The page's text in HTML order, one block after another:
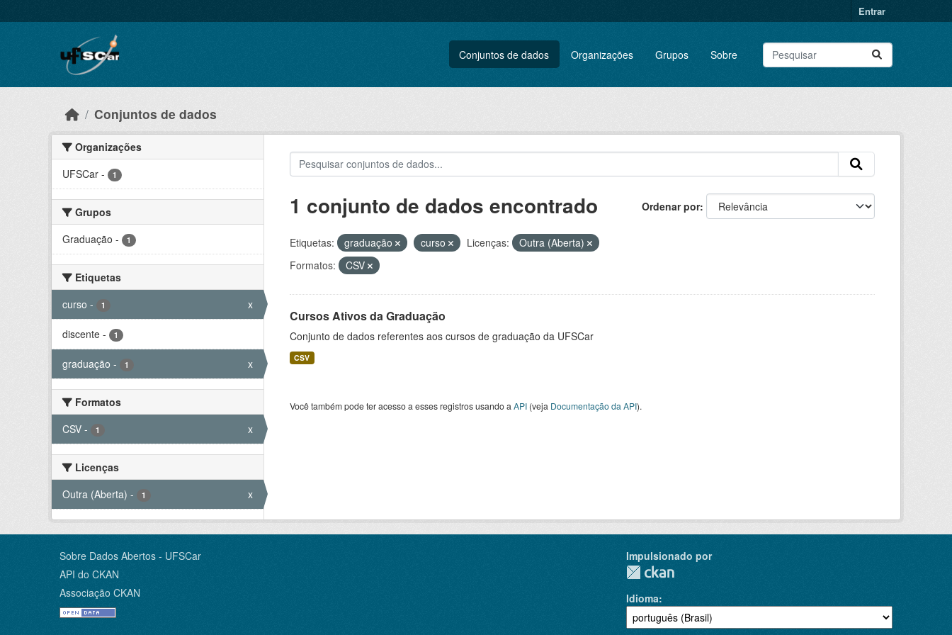
Entrar
Conjuntos de dados Organizações Grupos Sobre
Conjuntos de dados
Organizações
UFSCar - 1
Grupos
Graduação - 1
Etiquetas
curso - 1 x
discente - 1
graduação - 1 x
Formatos
CSV - 1 x
Licenças
Outra (Aberta) - 1 x
Ordenar por
1 conjunto de dados encontrado
Etiquetas: graduação curso Licenças:
Outra (Aberta)
Formatos:
CSV
Cursos Ativos da Graduação
Conjunto de dados referentes aos cursos de graduação da UFSCar
CSV
Você também pode ter acesso a esses registros usando a API(veja Documentação da API).
Sobre Dados Abertos - UFSCar
API do CKAN
Associação CKAN
Impulsionado por
Idioma